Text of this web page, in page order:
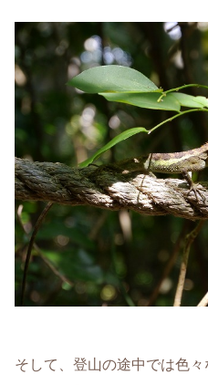
そして、登山の途中では色